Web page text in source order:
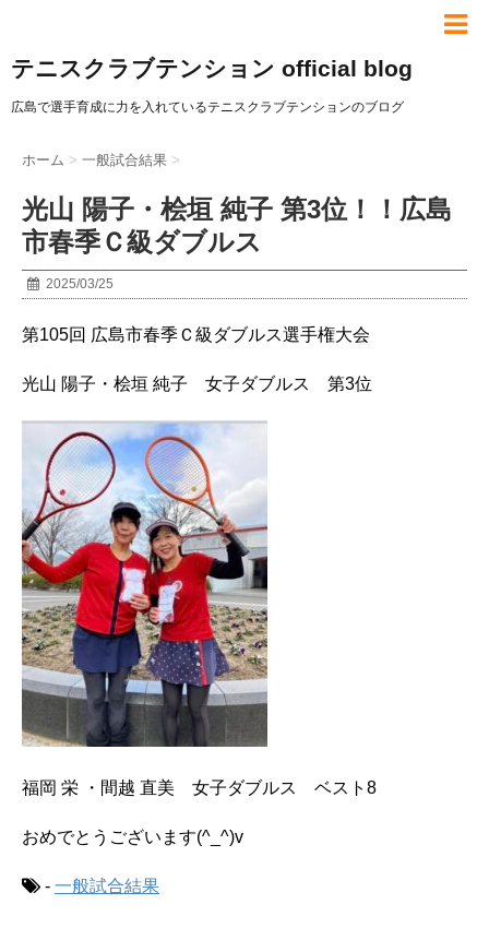
テニスクラブテンション official blog
広島で選手育成に力を入れているテニスクラブテンションのブログ
ホーム > 一般試合結果 >
光山 陽子・桧垣 純子 第3位！！広島
市春季Ｃ級ダブルス
2025/03/25
第105回 広島市春季Ｃ級ダブルス選手権大会
光山 陽子・桧垣 純子 女子ダブルス 第3位
福岡 栄 ・間越 直美 女子ダブルス ベスト8
おめでとうございます(^_^)v
- 一般試合結果